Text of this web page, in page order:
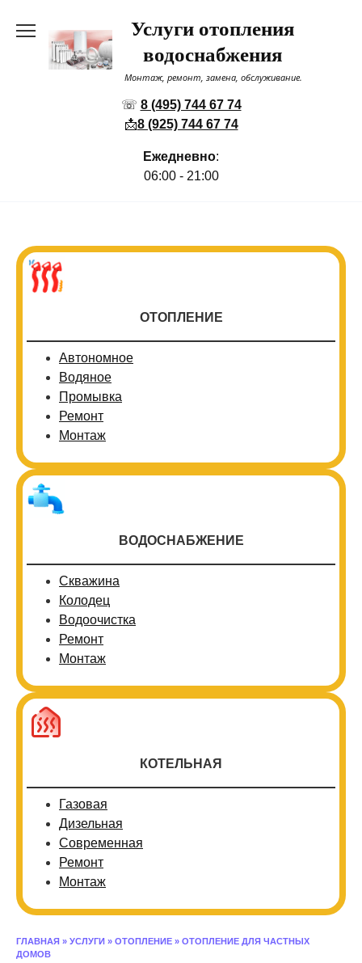
содержанию
Услуги отопления
водоснабжения
Монтаж, ремонт, замена, обслуживание.
☏ 8 (495) 744 67 74
📩8 (925) 744 67 74
Ежедневно:
06:00 - 21:00
ОТОПЛЕНИЕ
Автономное
Водяное
Промывка
Ремонт
Монтаж
ВОДОСНАБЖЕНИЕ
Скважина
Колодец
Водоочистка
Ремонт
Монтаж
КОТЕЛЬНАЯ
Газовая
Дизельная
Современная
Ремонт
Монтаж
ГЛАВНАЯ » УСЛУГИ » ОТОПЛЕНИЕ » ОТОПЛЕНИЕ ДЛЯ ЧАСТНЫХ
ДОМОВ